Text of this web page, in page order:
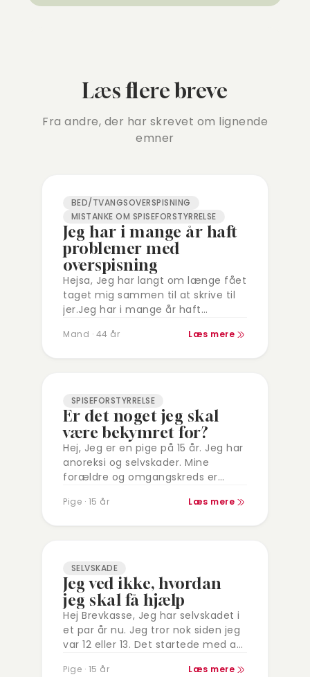
Læs flere breve
Fra andre, der har skrevet om lignende
emner
BED/TVANGSOVERSPISNING
MISTANKE OM SPISEFORSTYRRELSE
Jeg har i mange år haft
problemer med
overspisning
Hejsa, Jeg har langt om længe fået
taget mig sammen til at skrive til
jer.Jeg har i mange år haft
spise meget store portioner…
Mand · 44 år Læs mere
SPISEFORSTYRRELSE
Er det noget jeg skal
være bekymret for?
Hej, Jeg er en pige på 15 år. Jeg har
anoreksi og selvskader. Mine
forældre og omgangskreds er
jeg er begyndt…
Pige · 15 år Læs mere
SELVSKADE
Jeg ved ikke, hvordan
jeg skal få hjælp
Hej Brevkasse, Jeg har selvskadet i
et par år nu. Jeg tror nok siden jeg
var 12 eller 13. Det startede med at
Pige · 15 år Læs mere